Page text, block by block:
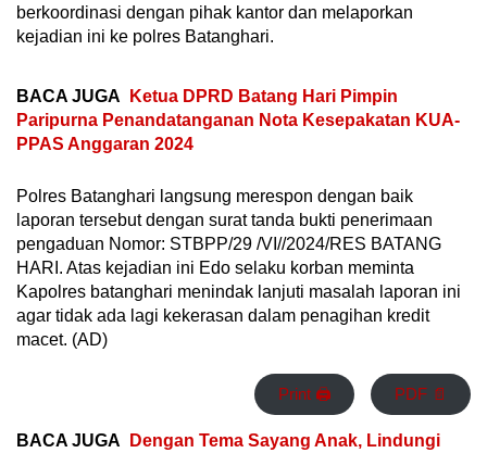
berkoordinasi dengan pihak kantor dan melaporkan
kejadian ini ke polres Batanghari.
BACA JUGA
Ketua DPRD Batang Hari Pimpin
Paripurna Penandatanganan Nota Kesepakatan KUA-
PPAS Anggaran 2024
Polres Batanghari langsung merespon dengan baik
laporan tersebut dengan surat tanda bukti penerimaan
pengaduan Nomor: STBPP/29 /VI//2024/RES BATANG
HARI. Atas kejadian ini Edo selaku korban meminta
Kapolres batanghari menindak lanjuti masalah laporan ini
agar tidak ada lagi kekerasan dalam penagihan kredit
macet. (AD)
Print 🖨 PDF 📄
BACA JUGA
Dengan Tema Sayang Anak, Lindungi